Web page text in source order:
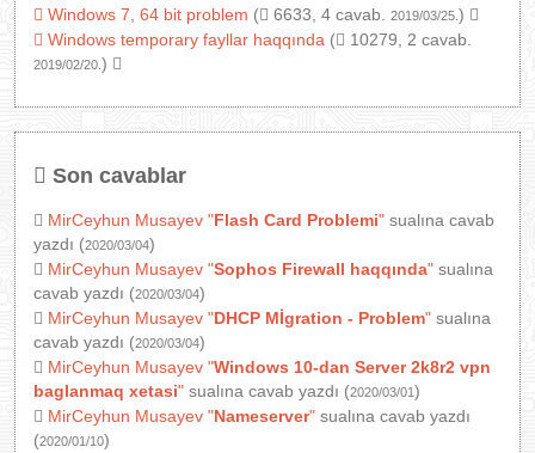
Windows 7, 64 bit problem ( 6633, 4 cavab. 2019/03/25. )
Windows temporary fayllar haqqında ( 10279, 2 cavab.
2019/02/20. )
Son cavablar
MirCeyhun Musayev "Flash Card Problemi" sualına cavab
yazdı (2020/03/04)
MirCeyhun Musayev "Sophos Firewall haqqında" sualına
cavab yazdı (2020/03/04)
MirCeyhun Musayev "DHCP Mİgration - Problem" sualına
cavab yazdı (2020/03/04)
MirCeyhun Musayev "Windows 10-dan Server 2k8r2 vpn
baglanmaq xetasi" sualına cavab yazdı (2020/03/01)
MirCeyhun Musayev "Nameserver" sualına cavab yazdı
(2020/01/10)